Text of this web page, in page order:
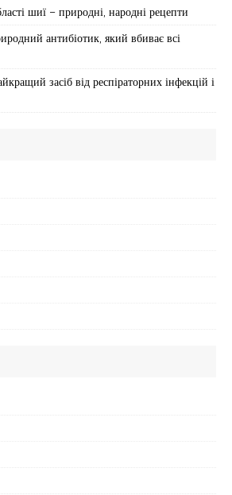
шиї – природні, народні рецепти
антибіотик, який вбиває всі
засіб від респіраторних інфекцій і